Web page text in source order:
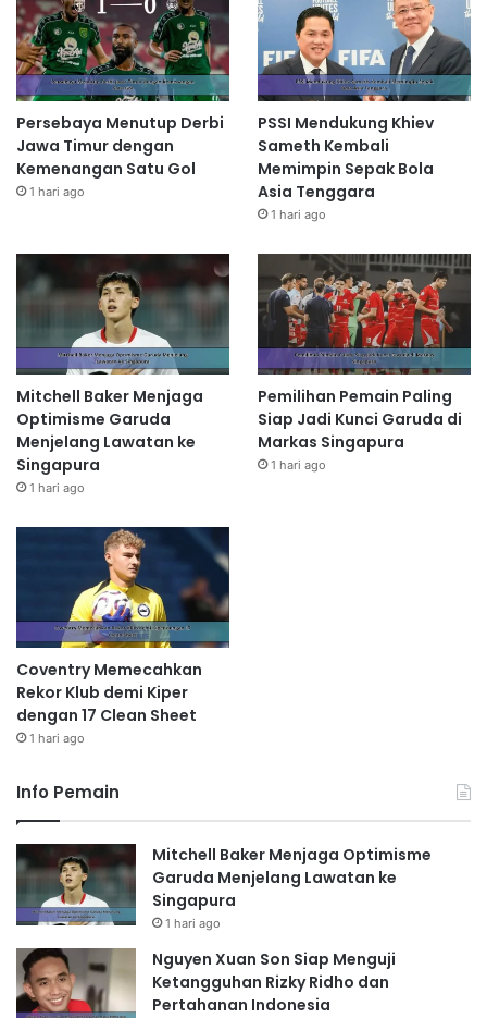
Persebaya Menutup Derbi
Jawa Timur dengan
Kemenangan Satu Gol
1 hari ago
PSSI Mendukung Khiev
Sameth Kembali
Memimpin Sepak Bola
Asia Tenggara
1 hari ago
Mitchell Baker Menjaga
Optimisme Garuda
Menjelang Lawatan ke
Singapura
1 hari ago
Pemilihan Pemain Paling
Siap Jadi Kunci Garuda di
Markas Singapura
1 hari ago
Coventry Memecahkan
Rekor Klub demi Kiper
dengan 17 Clean Sheet
1 hari ago
Info Pemain
Mitchell Baker Menjaga Optimisme
Garuda Menjelang Lawatan ke
Singapura
1 hari ago
Nguyen Xuan Son Siap Menguji
Ketangguhan Rizky Ridho dan
Pertahanan Indonesia